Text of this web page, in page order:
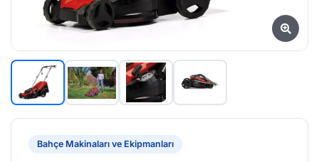
Bahçe Makinaları ve Ekipmanları